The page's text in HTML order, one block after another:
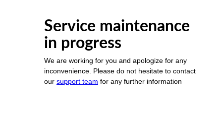
Service maintenance
in progress
We are working for you and apologize for any
inconvenience. Please do not hesitate to contact
our support team for any further information